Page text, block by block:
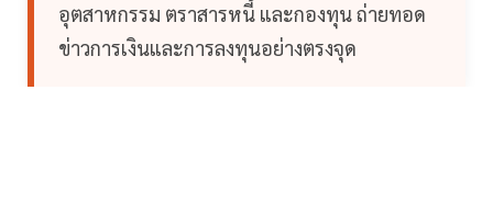
อุตสาหกรรม ตราสารหนี้ และกองทุน ถ่ายทอด
ข่าวการเงินและการลงทุนอย่างตรงจุด